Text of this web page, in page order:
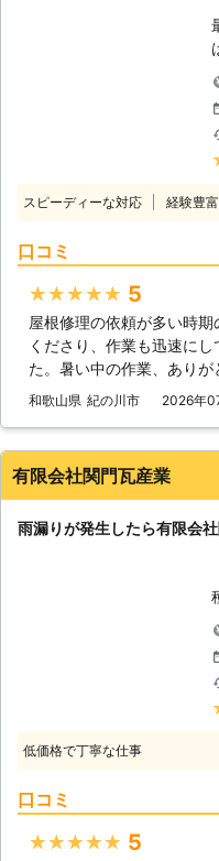
スピーディーな対応 経験豊富
口コミ
★★★★★ 5
屋根修理の依頼が多い時
くださり、作業も迅速に
た。暑い中の作業、ありが
和歌山県 紀の川市 2026年
有限会社関門瓦産業
雨漏りが発生したら有限会
低価格で丁寧な仕事
口コミ
★★★★★ 5